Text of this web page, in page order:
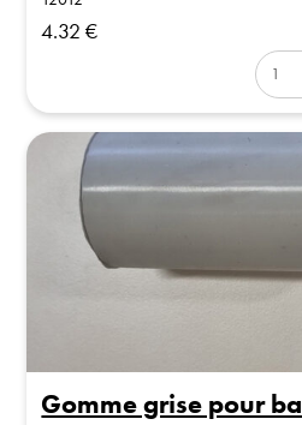
4.32 €
Gomme grise pour